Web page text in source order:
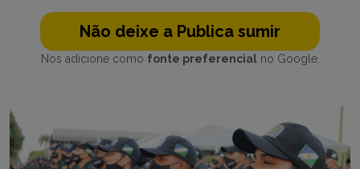
Não deixe a Publica sumir
Nos adicione como fonte preferencialno Google.